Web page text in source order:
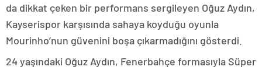
da dikkat çeken bir performans sergileyen Oğuz Aydın,
Kayserispor karşısında sahaya koyduğu oyunla
Mourinho’nun güvenini boşa çıkarmadığını gösterdi.
24 yaşındaki Oğuz Aydın, Fenerbahçe formasıyla Süper